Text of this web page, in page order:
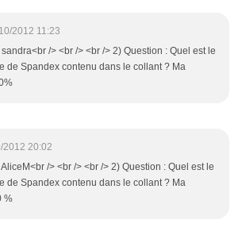
2012 11:23
/> <br /> <br /> 2) Question : Quel est le
de Spandex contenu dans le collant ? Ma
2012 20:02
/> <br /> <br /> 2) Question : Quel est le
de Spandex contenu dans le collant ? Ma
%